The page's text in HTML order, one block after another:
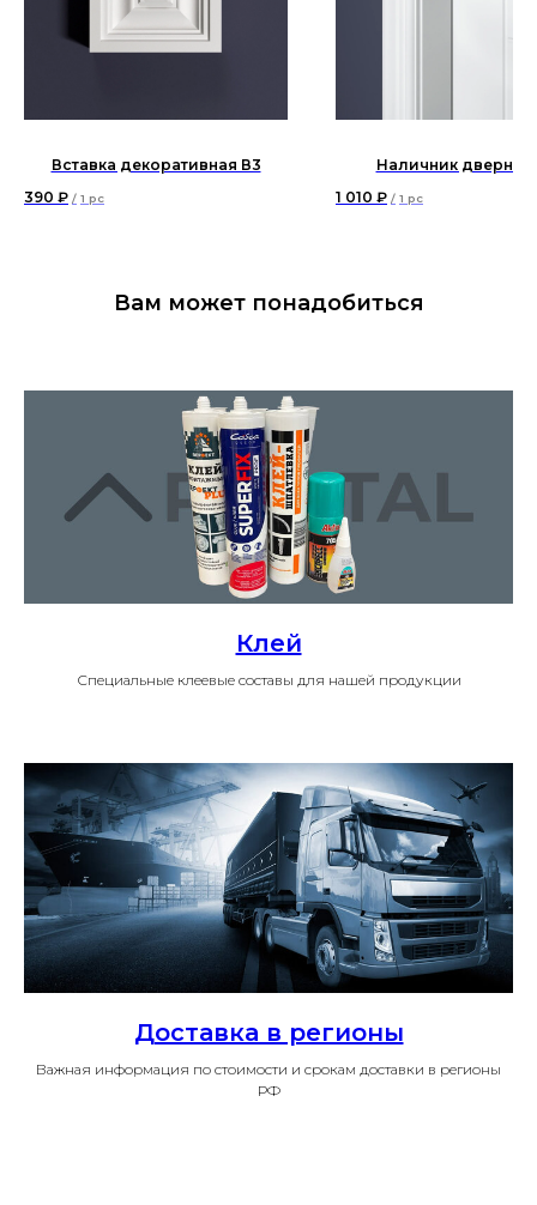
Вставка декоративная В3
390 ₽ / 1 pc
Наличник дверной
1 010 ₽ / 1 pc
Вам может понадобиться
Клей
Специальные клеевые составы для нашей продукции
Доставка в регионы
Важная информация по стоимости и срокам доставки в регионы
РФ